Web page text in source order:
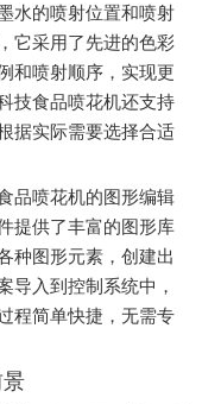
水的喷射位置和喷射
它采用了先进的色彩
和喷射顺序，实现更
技食品喷花机还支持
据实际需要选择合适
品喷花机的图形编辑
提供了丰富的图形库
种图形元素，创建出
导入到控制系统中，
程简单快捷，无需专